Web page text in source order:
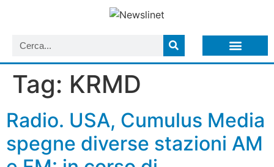
Tag: KRMD
Radio. USA, Cumulus Media
spegne diverse stazioni AM